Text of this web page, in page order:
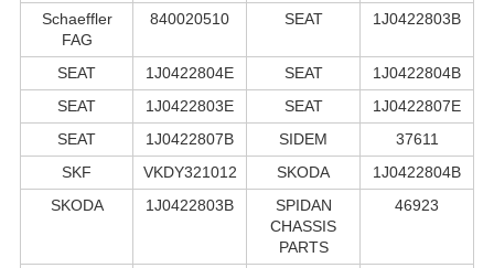
Schaeffler
FAG
840020510 SEAT 1J0422803B
SEAT 1J0422804E SEAT
1J0422804B
SEAT
1J0422803E SEAT
1J0422807E
SEAT
1J0422807B SIDEM
37611
SKF
VKDY321012 SKODA
1J0422804B
SKODA
1J0422803B
SPIDAN
CHASSIS
PARTS
46923